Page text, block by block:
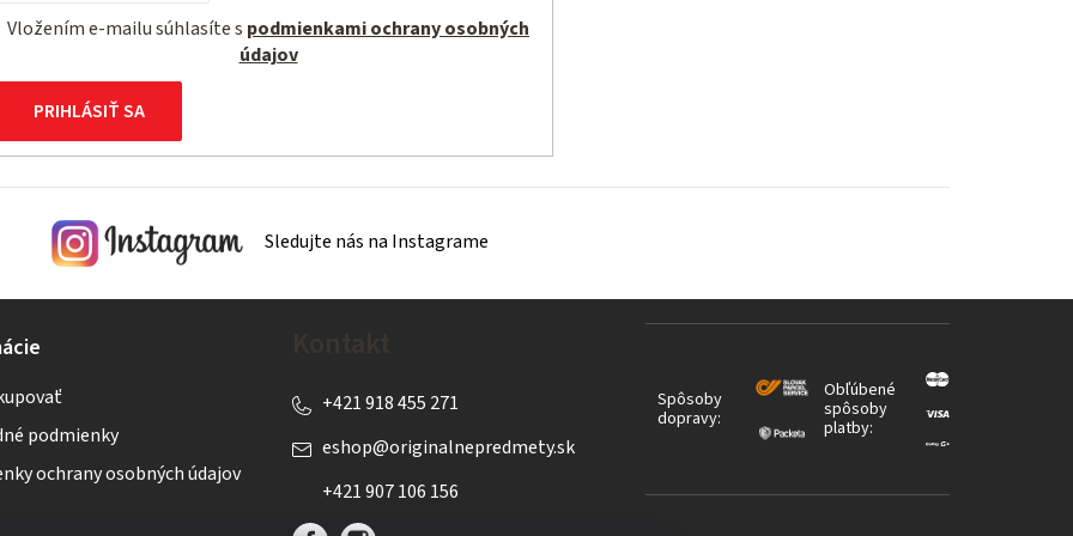
Vložením e-mailu súhlasíte s podmienkami ochrany osobných
údajov
PRIHLÁSIŤ SA
Sledujte nás na Instagrame
podmienky
ochrany osobných údajov
eshop@originalnepredmety.sk
+421 918 455 271
+421 907 106 156
Spôsoby
dopravy:
Obľúbené
spôsoby
platby: